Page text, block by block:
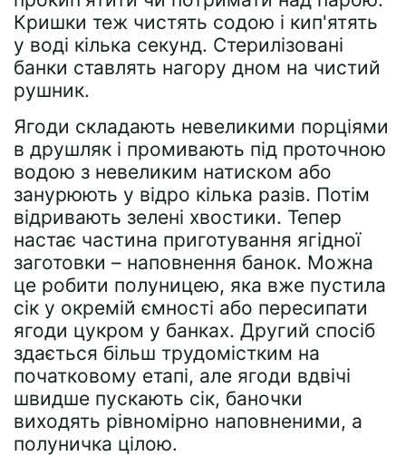
Кришки теж чистять содою і кип'ятять
у воді кілька секунд. Стерилізовані
банки ставлять нагору дном на чистий
рушник.
Ягоди складають невеликими порціями
в друшляк і промивають під проточною
водою з невеликим натиском або
занурюють у відро кілька разів. Потім
відривають зелені хвостики. Тепер
настає частина приготування ягідної
заготовки – наповнення банок. Можна
це робити полуницею, яка вже пустила
сік у окремій ємності або пересипати
ягоди цукром у банках. Другий спосіб
здається більш трудомістким на
початковому етапі, але ягоди вдвічі
швидше пускають сік, баночки
виходять рівномірно наповненими, а
полуничка цілою.